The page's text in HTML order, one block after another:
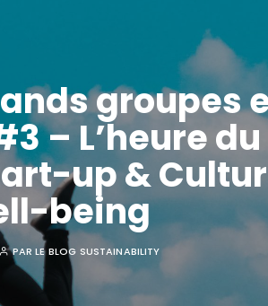
groupes
– L’heure du
up &
being
PARLE BLOG SUSTAINABILITY